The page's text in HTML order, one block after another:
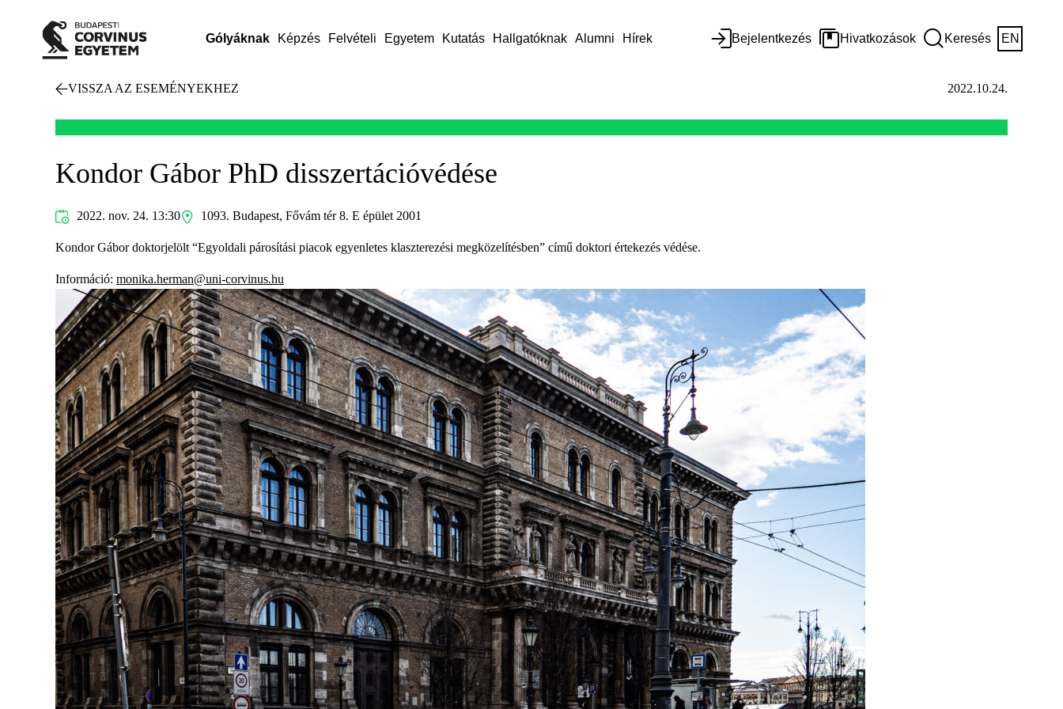
Gólyáknak Képzés Felvételi Egyetem Kutatás Hallgatóknak Alumni Hírek Bejelentkezés Hivatkozások Keresés EN
VISSZA AZ ESEMÉNYEKHEZ 2022.10.24.
Kondor Gábor PhD disszertációvédése
2022. nov. 24. 13:30 1093. Budapest, Fővám tér 8. E épület 2001
Kondor Gábor doktorjelölt “Egyoldali párosítási piacok egyenletes klaszterezési megközelítésben” című doktori értekezés védése.
Információ: monika.herman@uni-corvinus.hu